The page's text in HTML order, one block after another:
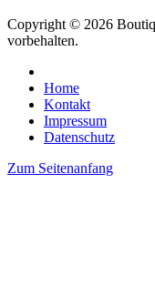
Copyright © 2026
vorbehalten.
Home
Kontakt
Impressum
Datenschutz
Zum Seitenanfang